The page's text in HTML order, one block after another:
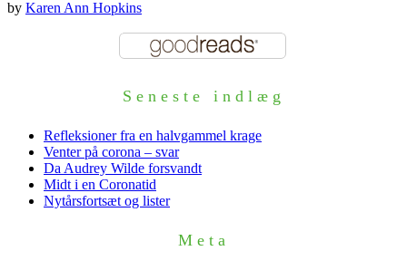
by Karen Ann Hopkins
Seneste indlæg
Refleksioner fra en halvgammel krage
Venter på corona – svar
Da Audrey Wilde forsvandt
Midt i en Coronatid
Nytårsfortsæt og lister
Meta